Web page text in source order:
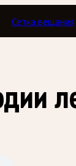
Сетка вещания
Подкасты